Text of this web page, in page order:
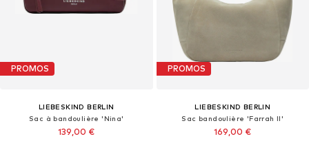
PROMOS
LIEBESKIND BERLIN
Sac à bandoulière 'Nina'
139,00 €
PROMOS
LIEBESKIND BERLIN
Sac bandoulière 'Farrah II'
169,00 €